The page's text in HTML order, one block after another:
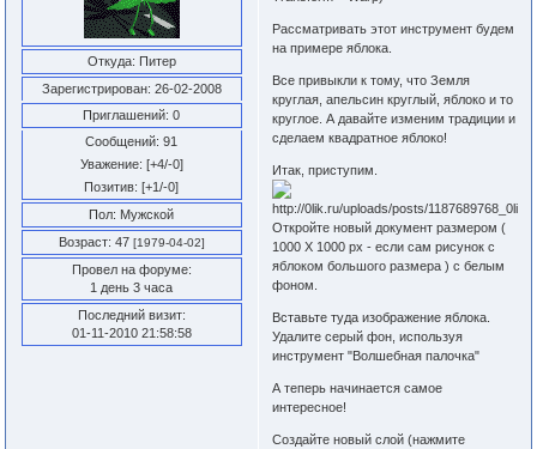
Откуда: Питер
Зарегистрирован: 26-02-2008
Приглашений: 0
Сообщений: 91
Уважение: [+4/-0]
Позитив: [+1/-0]
Пол: Мужской
Возраст: 47 [1979-04-02]
Провел на форуме:
1 день 3 часа
Последний визит:
01-11-2010 21:58:58
Рассматривать этот инструмент будем
на примере яблока.
Все привыкли к тому, что Земля
круглая, апельсин круглый, яблоко и то
круглое. А давайте изменим традиции и
сделаем квадратное яблоко!
Итак, приступим.
Откройте новый документ размером (
1000 X 1000 px - если сам рисунок с
яблоком большого размера ) с белым
фоном.
Вставьте туда изображение яблока.
Удалите серый фон, используя
инструмент "Волшебная палочка"
А теперь начинается самое
интересное!
Создайте новый слой (нажмите